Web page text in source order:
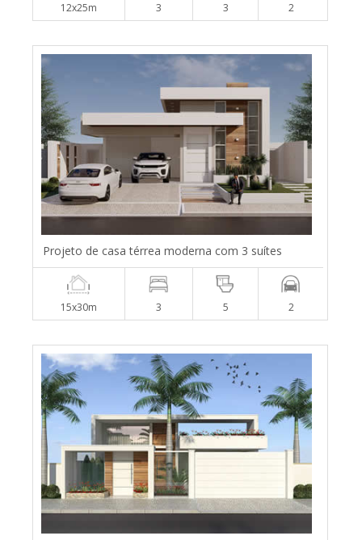
12x25m 3 3 2
Projeto de casa térrea moderna com 3 suítes
15x30m 3 5 2